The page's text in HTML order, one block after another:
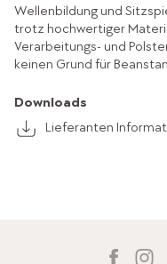
Wellenbildung und
trotz hochwertiger
Verarbeitungs- und
keinen Grund für
Downloads
Lieferanten